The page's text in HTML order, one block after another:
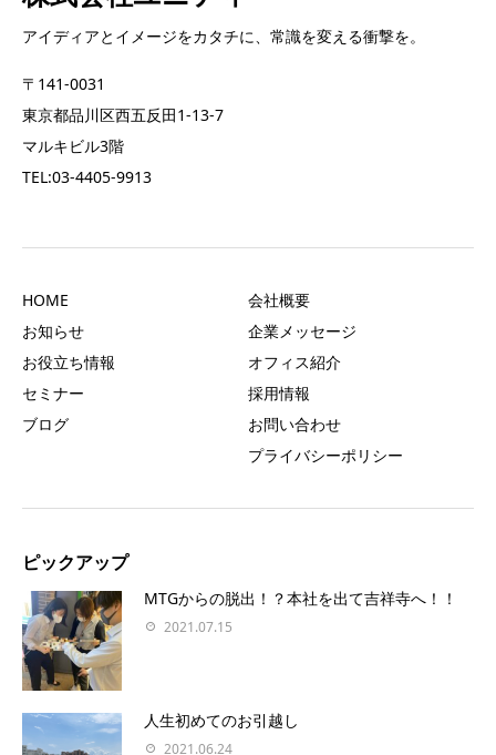
アイディアとイメージをカタチに、常識を変える衝撃を。
〒141-0031
東京都品川区西五反田1-13-7
マルキビル3階
TEL:03-4405-9913
HOME
お知らせ
お役立ち情報
セミナー
ブログ
会社概要
企業メッセージ
オフィス紹介
採用情報
お問い合わせ
プライバシーポリシー
ピックアップ
MTGからの脱出！？本社を出て吉祥寺へ！！
2021.07.15
人生初めてのお引越し
2021.06.24